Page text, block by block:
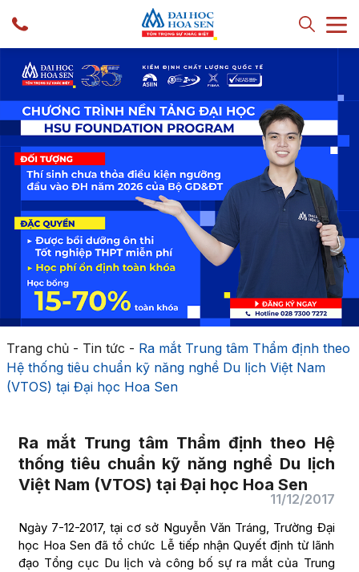
Trang chủ- Tin tức - Ra mắt Trung tâm Thẩm định theo
Hệ thống tiêu chuẩn kỹ năng nghề Du lịch Việt Nam
(VTOS) tại Đại học Hoa Sen
Ra mắt Trung tâm Thẩm định theo Hệ
thống tiêu chuẩn kỹ năng nghề Du lịch
Việt Nam (VTOS) tại Đại học Hoa Sen
11/12/2017
Ngày 7-12-2017, tại cơ sở Nguyễn Văn Tráng, Trường Đại
học Hoa Sen đã tổ chức Lễ tiếp nhận Quyết định từ lãnh
đạo Tổng cục Du lịch và công bố sự ra mắt của Trung